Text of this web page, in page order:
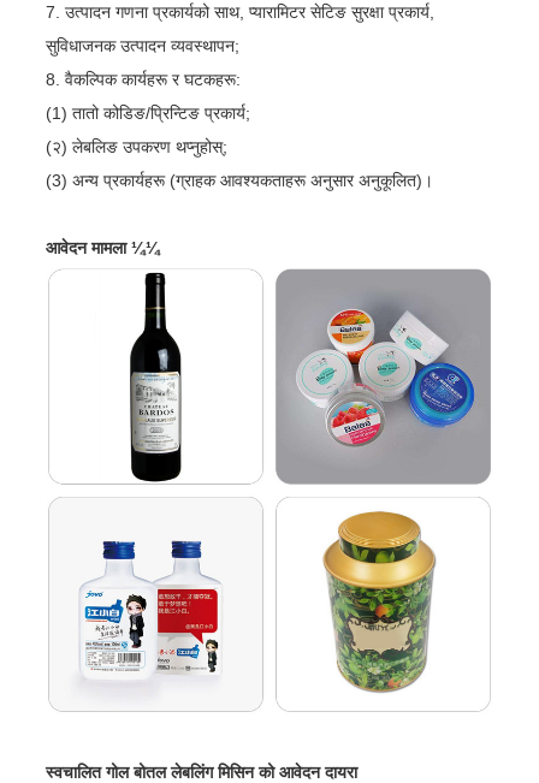
7. उत्पादन गणना प्रकार्यको साथ, प्यारामिटर सेटिङ सुरक्षा प्रकार्य,
सुविधाजनक उत्पादन व्यवस्थापन;
8. वैकल्पिक कार्यहरू र घटकहरू:
(1) तातो कोडिङ/प्रिन्टिङ प्रकार्य;
(२) लेबलिङ उपकरण थप्नुहोस्;
(3) अन्य प्रकार्यहरू (ग्राहक आवश्यकताहरू अनुसार अनुकूलित)।
आवेदन मामला ¼¼
स्वचालित गोल बोतल लेबलिंग मिसिन को आवेदन दायरा